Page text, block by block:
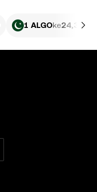
1 ALGOke24,32